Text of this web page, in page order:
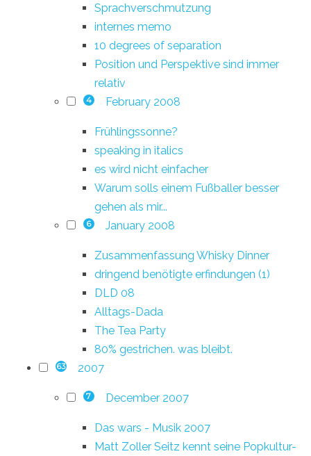
Sprachverschmutzung
internes memo
10 degrees of separation
Position und Perspektive sind immer
relativ
4 February 2008
Frühlingssonne?
speaking in italics
es wird nicht einfacher
Warum solls einem Fußballer besser
gehen als mir...
6 January 2008
Zusammenfassung Whisky Dinner
dringend benötigte erfindungen (1)
DLD 08
Alltags-Dada
The Tea Party
80% gestrichen. was bleibt.
63 2007
7 December 2007
Das wars - Musik 2007
Matt Zoller Seitz kennt seine Popkultur-